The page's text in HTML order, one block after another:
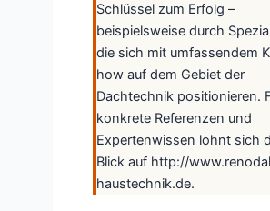
Schlüssel zum Erfolg –
beispielsweise durch
die sich mit umfassendem
how auf dem Gebiet der
Dachtechnik positionieren.
konkrete Referenzen und
Expertenwissen lohnt sich
Blick auf http://
haustechnik.de.